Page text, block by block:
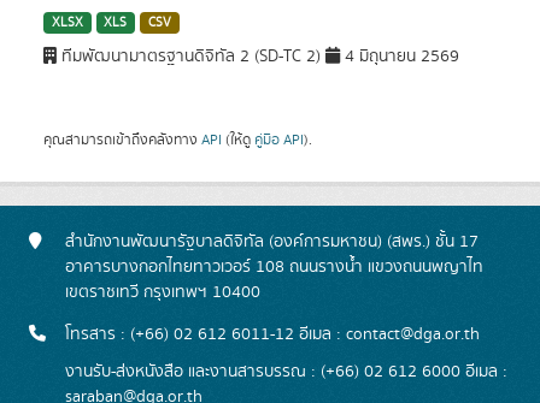
XLSX XLS CSV
ทีมพัฒนามาตรฐานดิจิทัล 2 (SD-TC 2) 4 มิถุนายน 2569
คุณสามารถเข้าถึงคลังทาง API (ให้ดู คู่มือ API).
สำนักงานพัฒนารัฐบาลดิจิทัล (องค์การมหาชน) (สพร.) ชั้น 17
อาคารบางกอกไทยทาวเวอร์ 108 ถนนรางน้ำ แขวงถนนพญาไท
เขตราชเทวี กรุงเทพฯ 10400
โทรสาร : (+66) 02 612 6011-12 อีเมล : contact@dga.or.th
งานรับ-ส่งหนังสือ และงานสารบรรณ : (+66) 02 612 6000 อีเมล :
saraban@dga.or.th